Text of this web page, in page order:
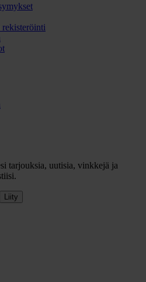
tarjouksia, uutisia, vinkkejä ja
Liity